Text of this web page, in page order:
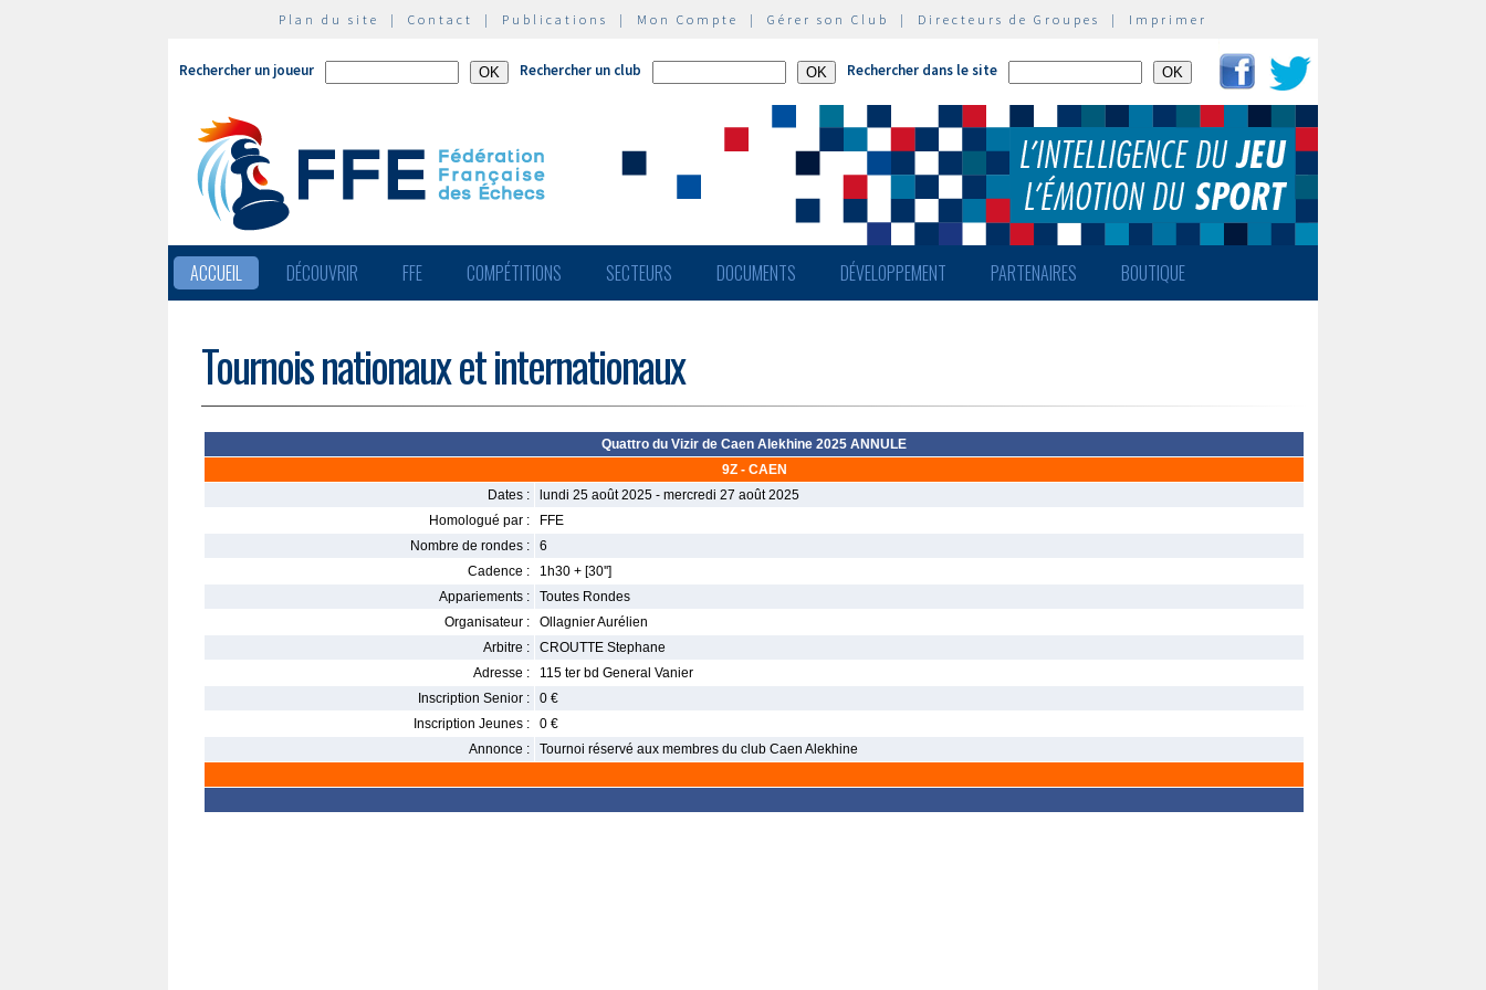
Plan du site | Contact | Publications | Mon Compte | Gérer son Club | Directeurs de Groupes | Imprimer
Rechercher un joueur Rechercher un club Rechercher dans le site
ACCUEIL DÉCOUVRIR FFE COMPÉTITIONS SECTEURS DOCUMENTS DÉVELOPPEMENT PARTENAIRES BOUTIQUE
Tournois nationaux et internationaux
Quattro du Vizir de Caen Alekhine 2025 ANNULE
9Z - CAEN
Dates :
lundi 25 août 2025 - mercredi 27 août 2025
Homologué par :
FFE
Nombre de rondes :
6
Cadence :
1h30 + [30'']
Appariements :
Toutes Rondes
Organisateur :
Ollagnier Aurélien
Arbitre :
CROUTTE Stephane
Adresse :
115 ter bd General Vanier
Inscription Senior :
0 €
Inscription Jeunes :
0 €
Annonce :
Tournoi réservé aux membres du club Caen Alekhine